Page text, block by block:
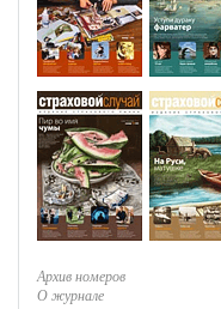
Архив номеров
О журнале